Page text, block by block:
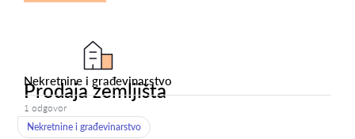
Nekretnine i građevinarstvo
Prodaja zemljišta
1 odgovor
Nekretnine i građevinarstvo